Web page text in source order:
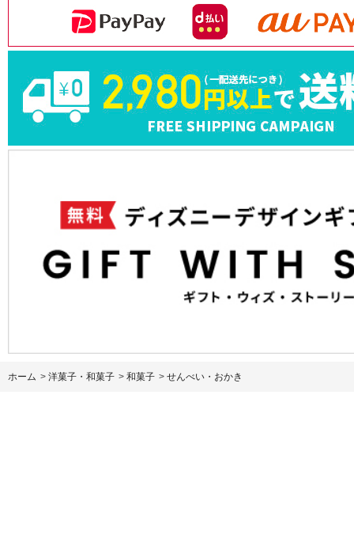
ホーム > 洋菓子・和菓子 > 和菓子 > せんべい・おかき